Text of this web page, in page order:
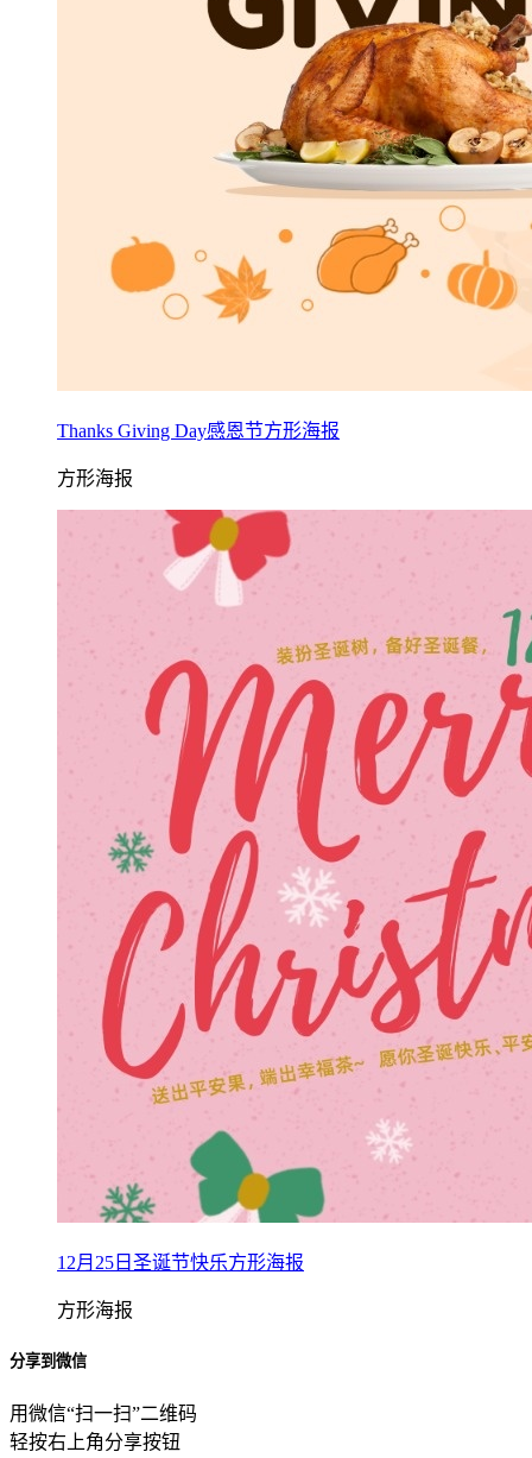
Thanks Giving Day感恩节方形海报
方形海报
12月25日圣诞节快乐方形海报
方形海报
分享到微信
用微信“扫一扫”二维码
轻按右上角分享按钮